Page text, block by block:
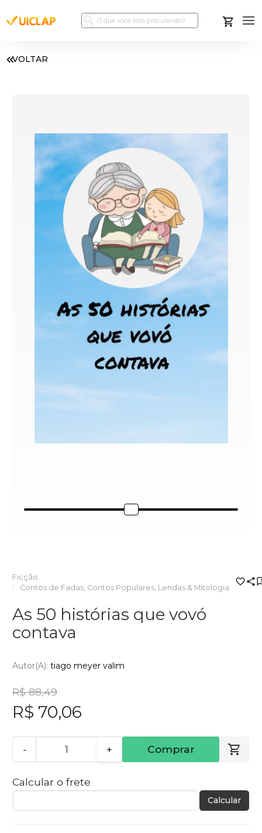
VOLTAR
Ficção
Contos de Fadas, Contos Populares, Lendas & Mitologia
As 50 histórias que vovó
contava
Autor(a): tiago meyer valim
R$ 88,49
R$ 70,06
- + Comprar
Calcular o frete
Calcular